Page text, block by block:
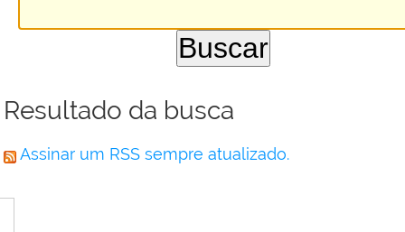
Resultado da busca
Assinar um RSS sempre atualizado.